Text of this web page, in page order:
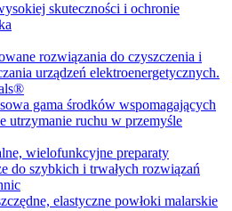
skuteczności i ochronie
rozwiązania do czyszczenia i
urządzeń elektroenergetycznych.
gama środków wspomagających
utrzymanie ruchu w przemyśle
wielofunkcyjne preparaty
do szybkich i trwałych rozwiązań
elastyczne powłoki malarskie